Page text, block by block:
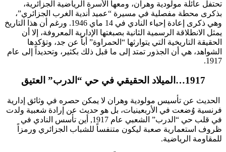
تحتفل عائلة مولودية وهران، ومعها الأسرة الرياضية الجزائرية،
بذكرى محطة مفصلية في مسيرة “عميد أندية الغرب الجزائري”،
وهي ذكرى إعادة إحياء النادي في 14 ماي 1946. ورغم أن هذا التاريخ
يمثل الانطلاقة الرسمية الثانية بصبغتها الإدارية المعروفة، إلا أن
الحقيقة التاريخية التي يتوارثها “الحمراوة” أباً عن جد، وتؤكدها
الشواهد، هي أن الجذور تمتد إلى ما قبل ذلك بكثير، وتحديداً إلى عام
1917.
​1917…الميلاد الحقيقي في حي “الدرب” العتيق
​ الحديث عن تأسيس مولودية وهران لا يمكن حصره في وثائق إدارية
فرنسية وُضعت في الأربعينيات، بل هو حديث عن إرادة شعبية ولدت
في قلب حي “الدرب” الشعبي عام 1917, أين تأسس النادي في
ظروف استعمارية صعبة ليكون متنفساً للشباب الجزائري ورمزاً
للمقاومة الرياضية.